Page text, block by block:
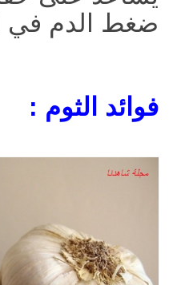
ضغط الدم في
فوائد الثوم :